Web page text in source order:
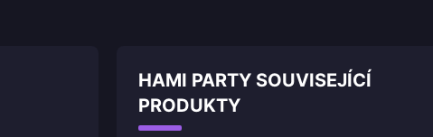
HAMI PARTY SOUVISEJÍCÍ
PRODUKTY